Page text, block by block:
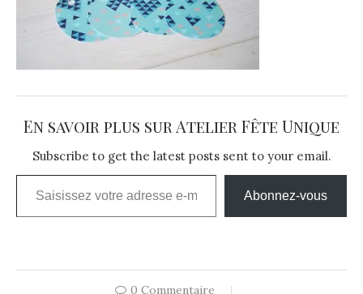
En savoir plus sur Atelier Fête Unique
Subscribe to get the latest posts sent to your email.
Saisissez votre adresse e-mail…
Abonnez-vous
0 Commentaire